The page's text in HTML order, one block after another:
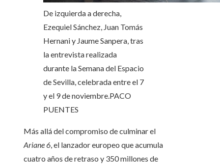
De izquierda a derecha,
Ezequiel Sánchez, Juan Tomás
Hernani y Jaume Sanpera, tras
la entrevista realizada
durante la Semana del Espacio
de Sevilla, celebrada entre el 7
y el 9 de noviembre.PACO
PUENTES
Más allá del compromiso de culminar el
Ariane 6, el lanzador europeo que acumula
cuatro años de retraso y 350 millones de